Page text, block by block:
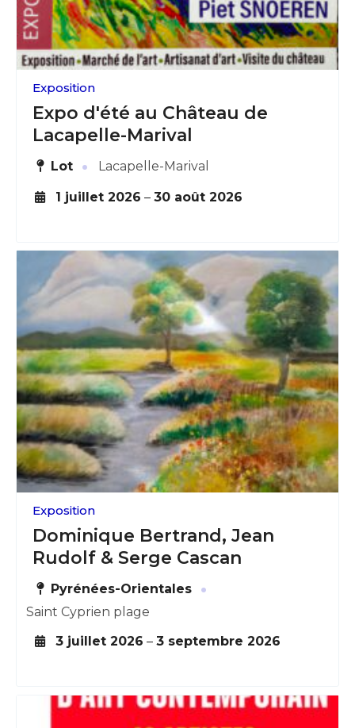
Exposition
Expo d'été au Château de
Lacapelle-Marival
Lot · Lacapelle-Marival
1 juillet 2026 – 30 août 2026
Exposition
Dominique Bertrand, Jean
Rudolf & Serge Cascan
Pyrénées-Orientales ·
Saint Cyprien plage
3 juillet 2026 – 3 septembre 2026